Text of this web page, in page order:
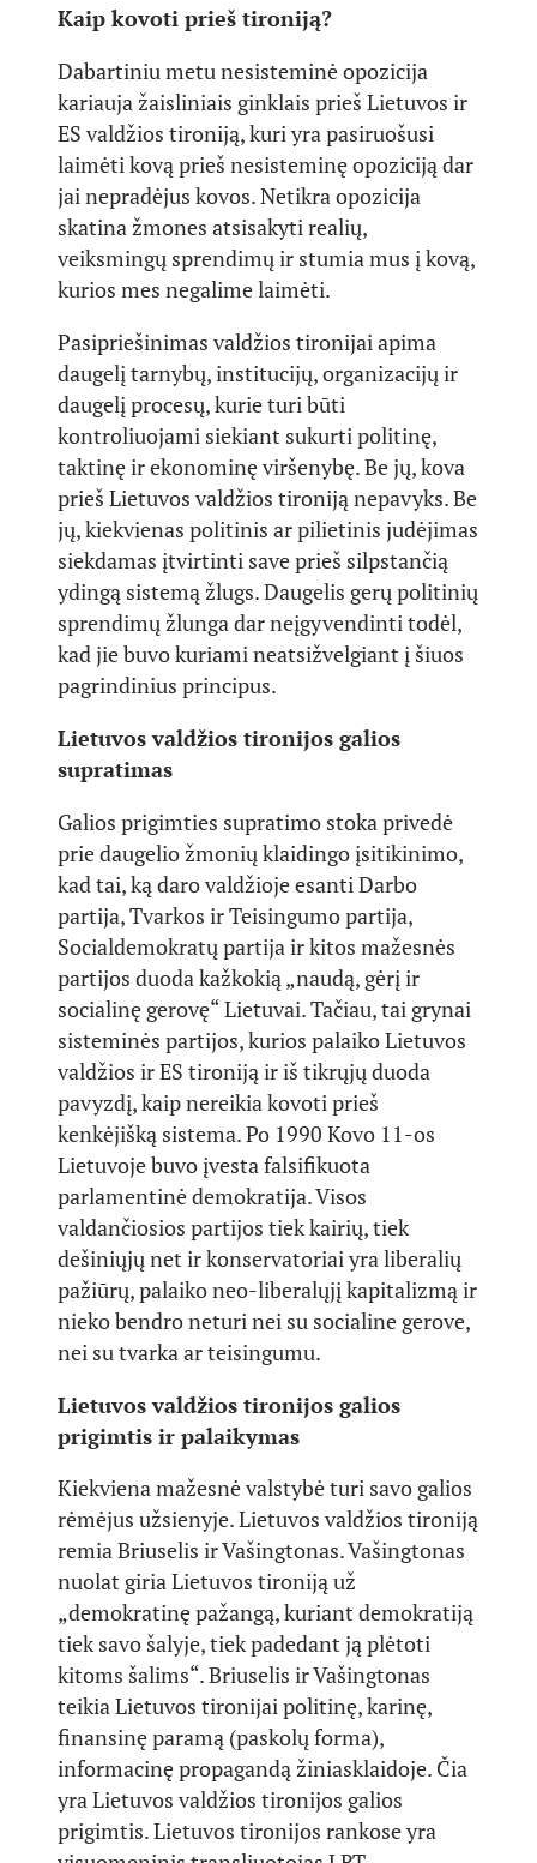
Kaip kovoti prieš tironiją?
Dabartiniu metu nesisteminė opozicija
kariauja žaisliniais ginklais prieš Lietuvos ir
ES valdžios tironiją, kuri yra pasiruošusi
laimėti kovą prieš nesisteminę opoziciją dar
jai nepradėjus kovos. Netikra opozicija
skatina žmones atsisakyti realių,
veiksmingų sprendimų ir stumia mus į kovą,
kurios mes negalime laimėti.
Pasipriešinimas valdžios tironijai apima
daugelį tarnybų, institucijų, organizacijų ir
daugelį procesų, kurie turi būti
kontroliuojami siekiant sukurti politinę,
taktinę ir ekonominę viršenybę. Be jų, kova
prieš Lietuvos valdžios tironiją nepavyks. Be
jų, kiekvienas politinis ar pilietinis judėjimas
siekdamas įtvirtinti save prieš silpstančią
ydingą sistemą žlugs. Daugelis gerų politinių
sprendimų žlunga dar neįgyvendinti todėl,
kad jie buvo kuriami neatsižvelgiant į šiuos
pagrindinius principus.
Lietuvos valdžios tironijos galios
supratimas
Galios prigimties supratimo stoka privedė
prie daugelio žmonių klaidingo įsitikinimo,
kad tai, ką daro valdžioje esanti Darbo
partija, Tvarkos ir Teisingumo partija,
Socialdemokratų partija ir kitos mažesnės
partijos duoda kažkokią „naudą, gėrį ir
socialinę gerovę“ Lietuvai. Tačiau, tai grynai
sisteminės partijos, kurios palaiko Lietuvos
valdžios ir ES tironiją ir iš tikrųjų duoda
pavyzdį, kaip nereikia kovoti prieš
kenkėjišką sistema. Po 1990 Kovo 11-os
Lietuvoje buvo įvesta falsifikuota
parlamentinė demokratija. Visos
valdančiosios partijos tiek kairių, tiek
dešiniųjų net ir konservatoriai yra liberalių
pažiūrų, palaiko neo-liberalųjį kapitalizmą ir
nieko bendro neturi nei su socialine gerove,
nei su tvarka ar teisingumu.
Lietuvos valdžios tironijos galios
prigimtis ir palaikymas
Kiekviena mažesnė valstybė turi savo galios
rėmėjus užsienyje. Lietuvos valdžios tironiją
remia Briuselis ir Vašingtonas. Vašingtonas
nuolat giria Lietuvos tironiją už
„demokratinę pažangą, kuriant demokratiją
tiek savo šalyje, tiek padedant ją plėtoti
kitoms šalims“. Briuselis ir Vašingtonas
teikia Lietuvos tironijai politinę, karinę,
finansinę paramą (paskolų forma),
informacinę propagandą žiniasklaidoje. Čia
yra Lietuvos valdžios tironijos galios
prigimtis. Lietuvos tironijos rankose yra